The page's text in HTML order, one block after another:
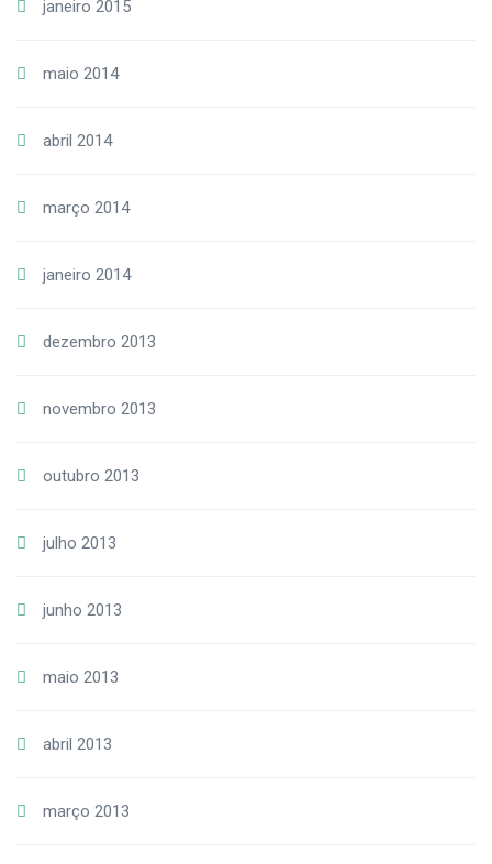
janeiro 2015
maio 2014
abril 2014
março 2014
janeiro 2014
dezembro 2013
novembro 2013
outubro 2013
julho 2013
junho 2013
maio 2013
abril 2013
março 2013